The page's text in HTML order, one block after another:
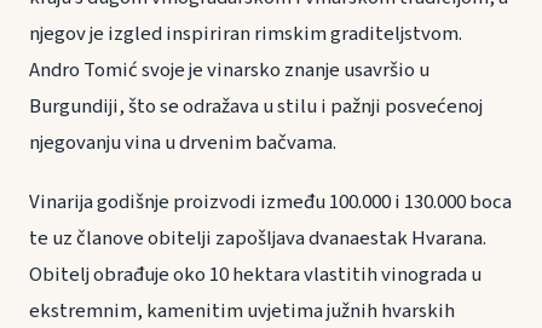
njegov je izgled inspiriran rimskim graditeljstvom.
Andro Tomić svoje je vinarsko znanje usavršio u
Burgundiji, što se odražava u stilu i pažnji posvećenoj
njegovanju vina u drvenim bačvama.
Vinarija godišnje proizvodi između 100.000 i 130.000 boca
te uz članove obitelji zapošljava dvanaestak Hvarana.
Obitelj obrađuje oko 10 hektara vlastitih vinograda u
ekstremnim, kamenitim uvjetima južnih hvarskih